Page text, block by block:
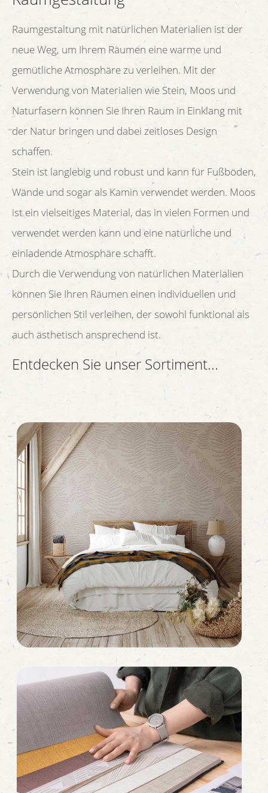
Raumgestaltung mit natürlichen Materialien ist der
neue Weg, um Ihrem Räumen eine warme und
gemütliche Atmosphäre zu verleihen. Mit der
Verwendung von Materialien wie Stein, Moos und
Naturfasern können Sie Ihren Raum in Einklang mit
der Natur bringen und dabei zeitloses Design
schaffen.
Stein ist langlebig und robust und kann für Fußböden,
Wände und sogar als Kamin verwendet werden. Moos
ist ein vielseitiges Material, das in vielen Formen und
verwendet werden kann und eine natürliche und
einladende Atmosphäre schafft.
Durch die Verwendung von natürlichen Materialien
können Sie Ihren Räumen einen individuellen und
persönlichen Stil verleihen, der sowohl funktional als
auch ästhetisch ansprechend ist.
Entdecken Sie unser Sortiment...